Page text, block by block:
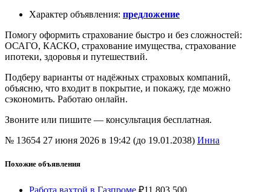
Характер объявления: предложение
Помогу оформить страхование быстро и без сложностей:
ОСАГО, КАСКО, страхование имущества, страхование
ипотеки, здоровья и путешествий.
Подберу варианты от надёжных страховых компаний,
объясню, что входит в покрытие, и покажу, где можно
сэкономить. Работаю онлайн.
Звоните или пишите — консультация бесплатная.
№ 13654 27 июня 2026 в 19:42 (до 19.01.2038) Инна
Похожие объявления
Работа вахтой в Газпроме ₽11 803 500